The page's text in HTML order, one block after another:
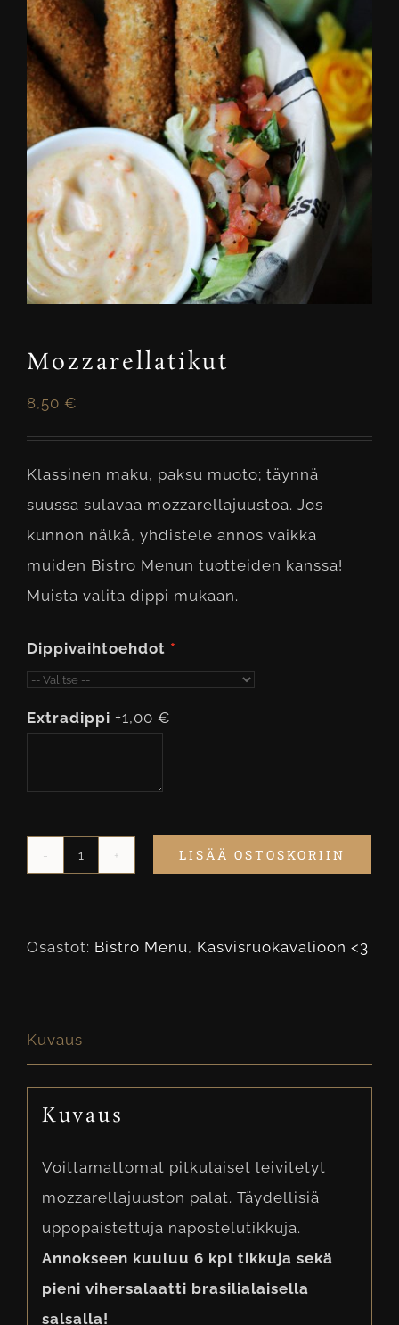
Mozzarellatikut
8,50 €
Klassinen maku, paksu muoto; täynnä
suussa sulavaa mozzarellajuustoa. Jos
kunnon nälkä, yhdistele annos vaikka
muiden Bistro Menun tuotteiden kanssa!
Muista valita dippi mukaan.
Dippivaihtoehdot
Extradippi +1,00 €
Mozzarellatikut
LISÄÄ OSTOSKORIIN
Osastot: Bistro Menu, Kasvisruokavalioon <3
Kuvaus
Kuvaus
Voittamattomat pitkulaiset leivitetyt
mozzarellajuuston palat. Täydellisiä
uppopaistettuja napostelutikkuja.
Annokseen kuuluu 6 kpl tikkuja sekä
pieni vihersalaatti brasilialaisella
salsalla!